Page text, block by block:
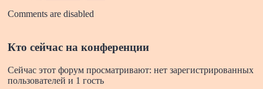
Comments are disabled
Кто сейчас на конференции
Сейчас этот форум просматривают: нет зарегистрированных
пользователей и 1 гость